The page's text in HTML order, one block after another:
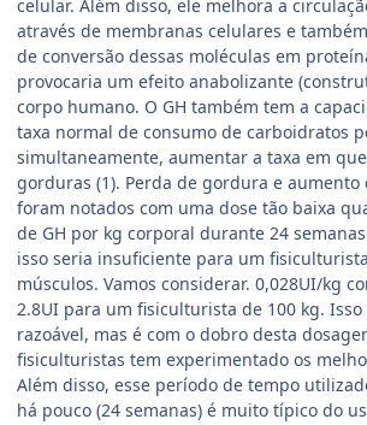
celular. Além disso, ele melhora a
através de membranas celulares e
de conversão dessas moléculas em
provocaria um efeito anabolizante
corpo humano. O GH também tem a
taxa normal de consumo de carboidratos
simultaneamente, aumentar a taxa em
gorduras (1). Perda de gordura e aumento
foram notados com uma dose tão baixa
de GH por kg corporal durante 24
isso seria insuficiente para um
músculos. Vamos considerar. 0,028UI/kg
2.8UI para um fisiculturista de 100 kg.
razoável, mas é com o dobro desta
fisiculturistas tem experimentado os
Além disso, esse período de tempo
há pouco (24 semanas) é muito típico do